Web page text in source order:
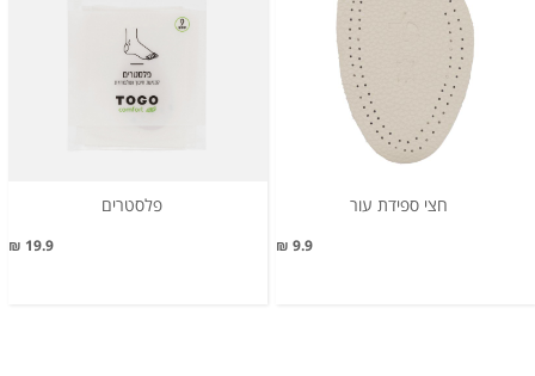
חצי ספידת עור
9.9 ₪
פלסטרים
19.9 ₪